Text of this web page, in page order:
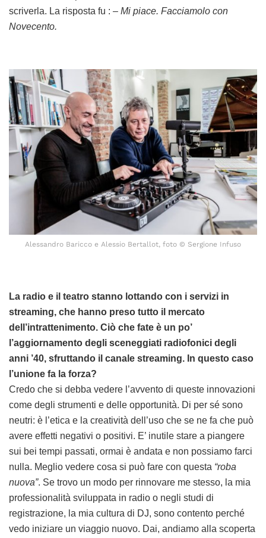
scriverla. La risposta fu : – Mi piace. Facciamolo con
Novecento.
Alessandro Baricco e Alessio Bertallot, foto © Sergione Infuso
La radio e il teatro stanno lottando con i servizi in
streaming, che hanno preso tutto il mercato
dell’intrattenimento. Ciò che fate è un po’
l’aggiornamento degli sceneggiati radiofonici degli
anni ’40, sfruttando il canale streaming. In questo caso
l’unione fa la forza?
Credo che si debba vedere l’avvento di queste innovazioni
come degli strumenti e delle opportunità. Di per sé sono
neutri: è l’etica e la creatività dell’uso che se ne fa che può
avere effetti negativi o positivi. E’ inutile stare a piangere
sui bei tempi passati, ormai è andata e non possiamo farci
nulla. Meglio vedere cosa si può fare con questa “roba
nuova”. Se trovo un modo per rinnovare me stesso, la mia
professionalità sviluppata in radio o negli studi di
registrazione, la mia cultura di DJ, sono contento perché
vedo iniziare un viaggio nuovo. Dai, andiamo alla scoperta